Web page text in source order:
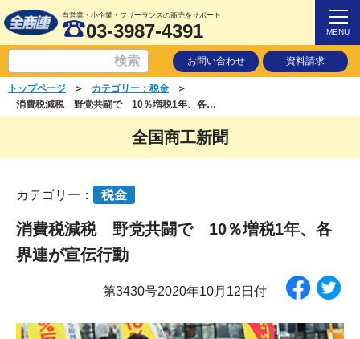
自営業・小企業・フリーランスの商売をサポート
03-3987-4391 MENU
お問い合わせ 資料請求
トップページ ＞ カテゴリー：税金
＞
消費税減税 野党共闘で 10％増税1年、各界連が宣伝行動
全国商工新聞
カテゴリー： 税金
消費税減税 野党共闘で 10％増税1年、各
界連が宣伝行動
第3430号2020年10月12日付